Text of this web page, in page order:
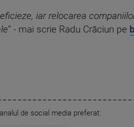
iar relocarea
” - mai scrie Radu Crăciun pe
de social media preferat: